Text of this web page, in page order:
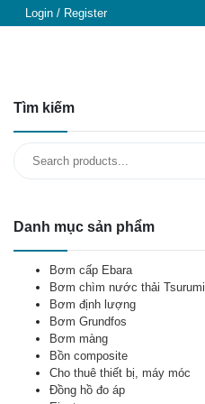
Login / Register
Tìm kiếm
Search
for:
Danh mục sản phẩm
Bơm cấp Ebara
Bơm chìm nước thải Tsurumi
Bơm định lượng
Bơm Grundfos
Bơm màng
Bồn composite
Cho thuê thiết bị, máy móc
Đồng hồ đo áp